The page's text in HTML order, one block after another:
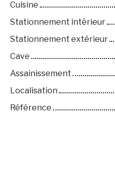
Cuisine
Stationnement intérieur
Stationnement extérieur
Cave
Assainissement
Localisation
Référence